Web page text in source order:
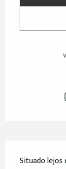
Situado lejos